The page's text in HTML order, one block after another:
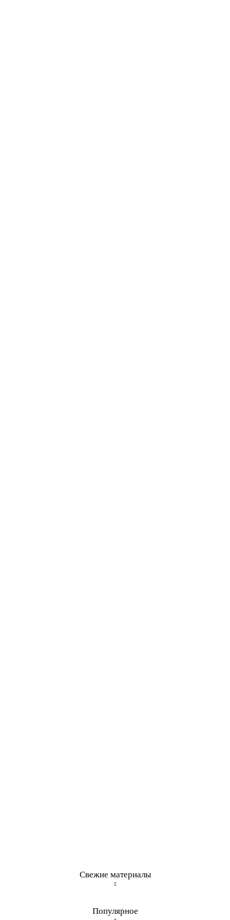
Свежие материалы
Популярное